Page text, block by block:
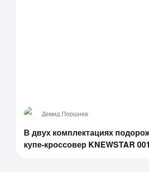
Д Демид Поршнев
В двух комплектациях
купе-кроссовер KNEWSTAR